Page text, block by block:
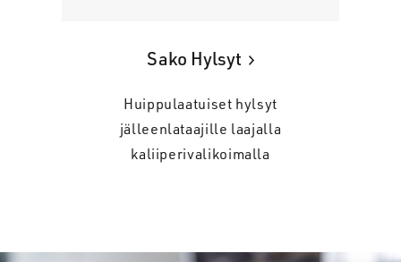
Sako Hylsyt
Huippulaatuiset hylsyt
jälleenlataajille laajalla
kaliiperivalikoimalla